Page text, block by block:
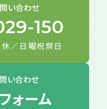
い合わせ
150
休／日曜祝祭日
い合わせ
ォーム